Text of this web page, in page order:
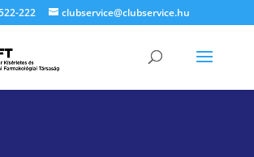
222 clubservice@clubservice.hu